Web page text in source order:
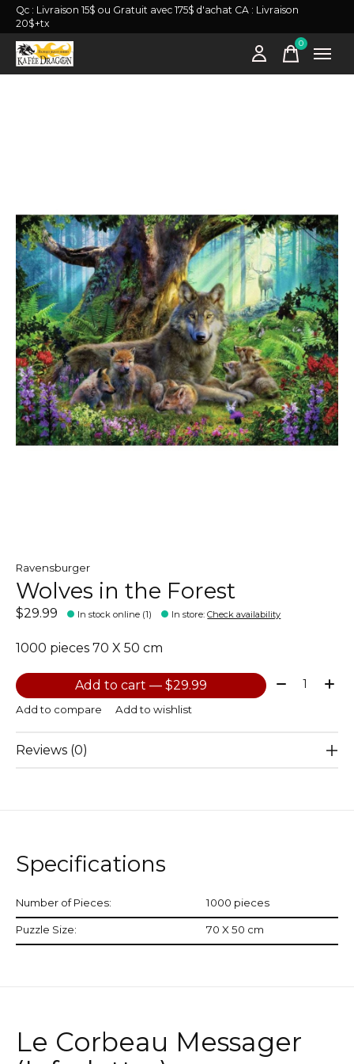
Qc : Livraison 15$ ou Gratuit avec 175$ d'achat CA : Livraison
20$+tx
0items
Ravensburger
Wolves in the Forest
$29.99 In stock online (1) In store:Check availability
1000 pieces 70 X 50 cm
Add to cart — $29.99 Quantity:
Add to compare Add to wishlist
Reviews (0)
Specifications
Number of Pieces: 1000 pieces
Puzzle Size: 70 X 50 cm
Le Corbeau Messager